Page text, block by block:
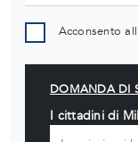
Acconsento
DOMANDA DI
I cittadini di